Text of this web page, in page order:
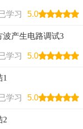
学习 5.0
产生电路调试3
学习 5.0
1
学习 5.0
2